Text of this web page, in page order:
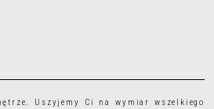
Uszyjemy Ci na wymiar wszelkiego